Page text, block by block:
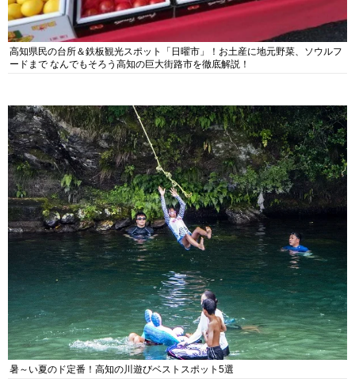
高知県民の台所＆鉄板観光スポット「日曜市」！お土産に地元野菜、ソウルフ
ードまで なんでもそろう高知の巨大街路市を徹底解説！
暑～い夏のド定番！高知の川遊びベストスポット5選